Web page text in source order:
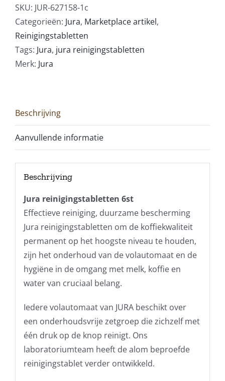
SKU: JUR-627158-1c
Categorieën: Jura, Marketplace artikel,
Reinigingstabletten
Tags: Jura, jura reinigingstabletten
Merk: Jura
Beschrijving
Aanvullende informatie
Beschrijving
Jura reinigingstabletten 6st
Effectieve reiniging, duurzame bescherming
Jura reinigingstabletten om de koffiekwaliteit
permanent op het hoogste niveau te houden,
zijn het onderhoud van de volautomaat en de
hygiëne in de omgang met melk, koffie en
water van cruciaal belang.
Iedere volautomaat van JURA beschikt over
een onderhoudsvrije zetgroep die zichzelf met
één druk op de knop reinigt. Ons
laboratoriumteam heeft de alom beproefde
reinigingstablet verder ontwikkeld.